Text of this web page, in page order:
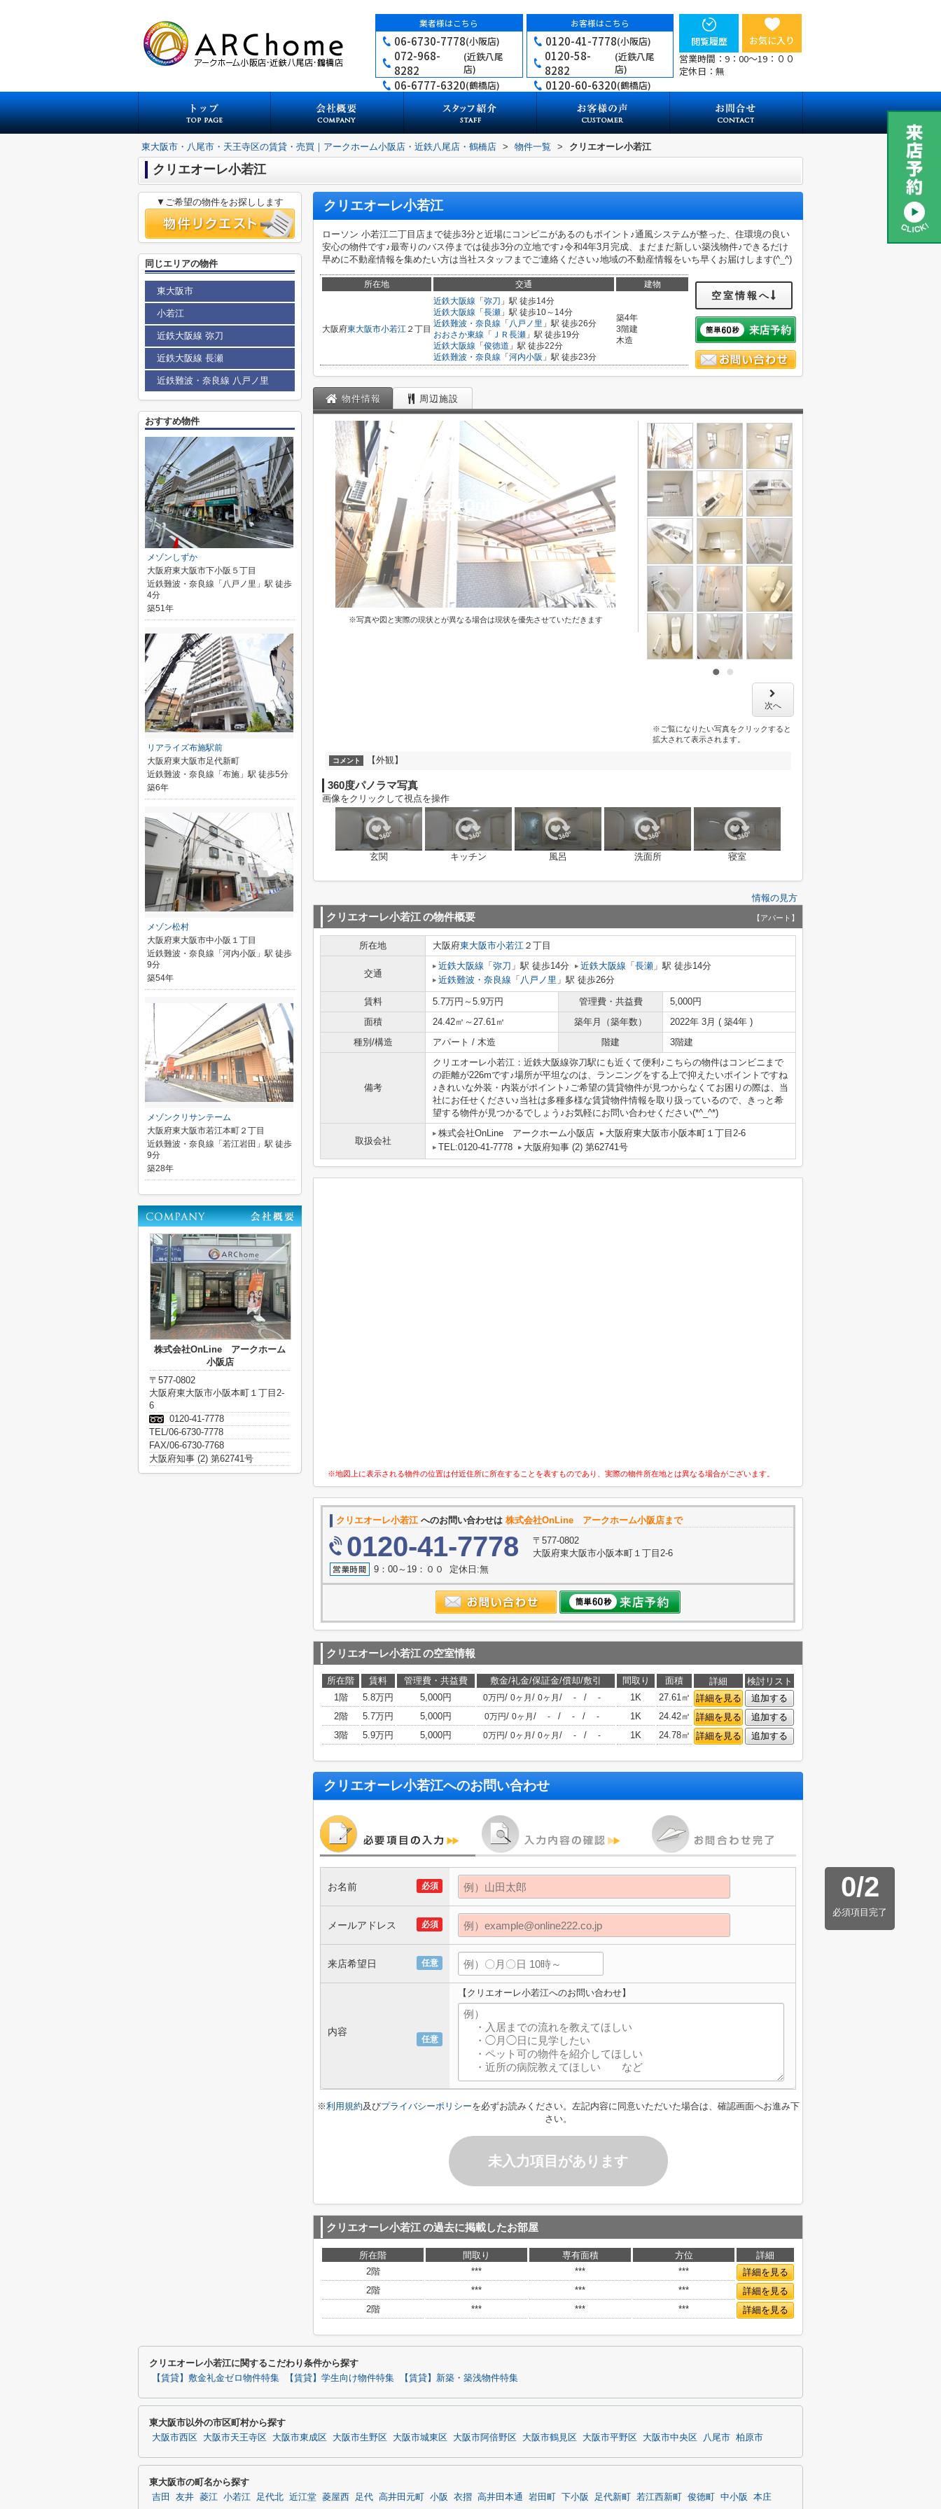
業者様はこちら
06-6730-7778(小阪店)
072-968-
8282
(近鉄八尾
店)
06-6777-6320(鶴橋店)
お客様はこちら
0120-41-7778(小阪店)
0120-58-
8282
(近鉄八尾
店)
0120-60-6320(鶴橋店)
閲覧履歴
お気に入り
営業時間：9：00～19：００
定休日：無
東大阪市・八尾市・天王寺区の賃貸・売買｜アークホーム小阪店・近鉄八尾店・鶴橋店 > 物件一覧 > クリエオーレ小若江
クリエオーレ小若江
クリエオーレ小若江
ローソン 小若江二丁目店まで徒歩3分と近場にコンビニがあるのもポイント♪通風システムが整った、住環境の良い
安心の物件です♪最寄りのバス停までは徒歩3分の立地です♪令和4年3月完成、まだまだ新しい築浅物件♪できるだけ
早めに不動産情報を集めたい方は当社スタッフまでご連絡ください♪地域の不動産情報をいち早くお届けします(^_^)
所在地 交通 建物
大阪府東大阪市小若江 ２丁目
近鉄大阪線 「 弥刀 」駅 徒歩14分
近鉄大阪線 「 長瀬 」駅 徒歩10～14分
近鉄難波・奈良線 「 八戸ノ里 」駅 徒歩26分
おおさか東線 「 ＪＲ長瀬 」駅 徒歩19分
近鉄大阪線 「 俊徳道 」駅 徒歩22分
近鉄難波・奈良線 「 河内小阪 」駅 徒歩23分
築4年
3階建
木造
空室情報へ
物件情報 周辺施設
※写真や図と実際の現状とが異なる場合は現状を優先させていただきます
次へ
※ご覧になりたい写真をクリックすると
拡大されて表示されます。
コメント 【外観】
360度パノラマ写真
画像をクリックして視点を操作
玄関 キッチン 風呂 洗面所 寝室
情報の見方
クリエオーレ小若江の物件概要 【アパート】
所在地 大阪府東大阪市小若江 ２丁目
交通
近鉄大阪線 「 弥刀 」駅 徒歩14分 近鉄大阪線 「 長瀬 」駅 徒歩14分
近鉄難波・奈良線 「 八戸ノ里 」駅 徒歩26分
賃料 5.7万円～5.9万円 管理費・共益費
5,000円
面積
24.42㎡～27.61㎡ 築年月（築年数）
2022年 3月 ( 築4年 )
種別/構造
アパート / 木造 階建 3階建
備考
クリエオーレ小若江：近鉄大阪線弥刀駅にも近くて便利♪こちらの物件はコンビニまで
の距離が226mです♪場所が平坦なのは、ランニングをする上で抑えたいポイントですね
♪きれいな外装・内装がポイント♪ご希望の賃貸物件が見つからなくてお困りの際は、当
社にお任せください♪当社は多種多様な賃貸物件情報を取り扱っているので、きっと希
望する物件が見つかるでしょう♪お気軽にお問い合わせください(*^_^*)
取扱会社
株式会社OnLine アークホーム小阪店
大阪府東大阪市小阪本町１丁目2-6
TEL:0120-41-7778
大阪府知事 (2) 第62741号
※地図上に表示される物件の位置は付近住所に所在することを表すものであり、実際の物件所在地とは異なる場合がございます。
クリエオーレ小若江 へのお問い合わせは 株式会社OnLine アークホーム小阪店まで
0120-41-7778
〒577-0802
大阪府東大阪市小阪本町１丁目2-6
9：00～19：００ 定休日:無
クリエオーレ小若江の空室情報
所在階 賃料 管理費・共益費 敷金/礼金/保証金/償却/敷引 間取り 面積 詳細
検討リスト
1階
5.8万円 5,000円 0万円/ 0ヶ月 / 0ヶ月 / - / - 1K 27.61㎡ 詳細を見る
追加する
2階
5.7万円 5,000円 0万円/ 0ヶ月 / - / - / - 1K 24.42㎡ 詳細を見る
追加する
3階
5.9万円 5,000円 0万円/ 0ヶ月 / 0ヶ月 / - / - 1K 24.78㎡ 詳細を見る 追加する
クリエオーレ小若江へのお問い合わせ
0/2
必須項目完了
必須
お名前
必須
メールアドレス
任意
来店希望日
任意
内容
【クリエオーレ小若江へのお問い合わせ】
※利用規約及びプライバシーポリシーを必ずお読みください。左記内容に同意いただいた場合は、確認画面へお進み下
さい。
未入力項目があります
クリエオーレ小若江の過去に掲載したお部屋
所在階 間取り 専有面積 方位
詳細
2階
*** *** ***
詳細を見る
2階
*** *** ***
詳細を見る
2階
*** *** *** 詳細を見る
▼ご希望の物件をお探しします
同じエリアの物件
東大阪市
小若江
近鉄大阪線 弥刀
近鉄大阪線 長瀬
近鉄難波・奈良線 八戸ノ里
おすすめ物件
メゾンしずか
大阪府東大阪市下小阪５丁目
近鉄難波・奈良線「八戸ノ里」駅 徒歩
4分
築51年
リアライズ布施駅前
大阪府東大阪市足代新町
近鉄難波・奈良線「布施」駅 徒歩5分
築6年
メゾン松村
大阪府東大阪市中小阪１丁目
近鉄難波・奈良線「河内小阪」駅 徒歩
9分
築54年
メゾンクリサンテーム
大阪府東大阪市若江本町２丁目
近鉄難波・奈良線「若江岩田」駅 徒歩
9分
築28年
株式会社OnLine アークホーム
小阪店
〒577-0802
大阪府東大阪市小阪本町１丁目2-
6
0120-41-7778
TEL/06-6730-7778
FAX/06-6730-7768
大阪府知事 (2) 第62741号
クリエオーレ小若江に関するこだわり条件から探す
【賃貸】敷金礼金ゼロ物件特集 【賃貸】学生向け物件特集 【賃貸】新築・築浅物件特集
東大阪市以外の市区町村から探す
大阪市西区 大阪市天王寺区 大阪市東成区 大阪市生野区 大阪市城東区 大阪市阿倍野区 大阪市鶴見区 大阪市平野区 大阪市中央区 八尾市 柏原市
東大阪市の町名から探す
吉田 友井 菱江 小若江 足代北 近江堂 菱屋西 足代 高井田元町 小阪 衣摺 高井田本通 岩田町 下小阪 足代新町 若江西新町 俊徳町 中小阪 本庄